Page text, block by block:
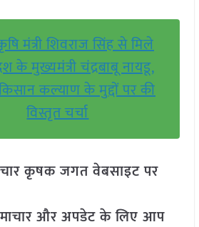
मंत्री शिवराज सिंह से मिले
के मुख्यमंत्री चंद्रबाबू नायडू,
कल्याण के मुद्दों पर की
विस्तृत चर्चा
कृषक जगत वेबसाइट पर
और अपडेट के लिए आप